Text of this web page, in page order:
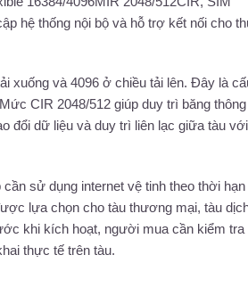
hệ thống nội bộ và hỗ trợ kết nối cho
xuống và 4096 ở chiều tải lên. Đây là
CIR 2048/512 giúp duy trì băng
đổi dữ liệu và duy trì liên lạc giữa tàu
sử dụng internet vệ tinh theo thời hạn
lựa chọn cho tàu thương mại, tàu
khi kích hoạt, người mua cần kiểm tra
thực tế trên tàu.